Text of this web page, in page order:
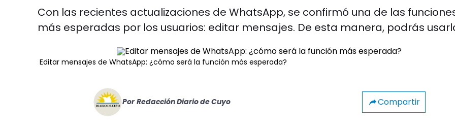
Con las recientes actualizaciones de WhatsApp, se confirmó una de las
más esperadas por los usuarios: editar mensajes. De esta manera, podrás
Editar mensajes de WhatsApp: ¿cómo será la función más esperada?
Por Redacción Diario de Cuyo Compartir